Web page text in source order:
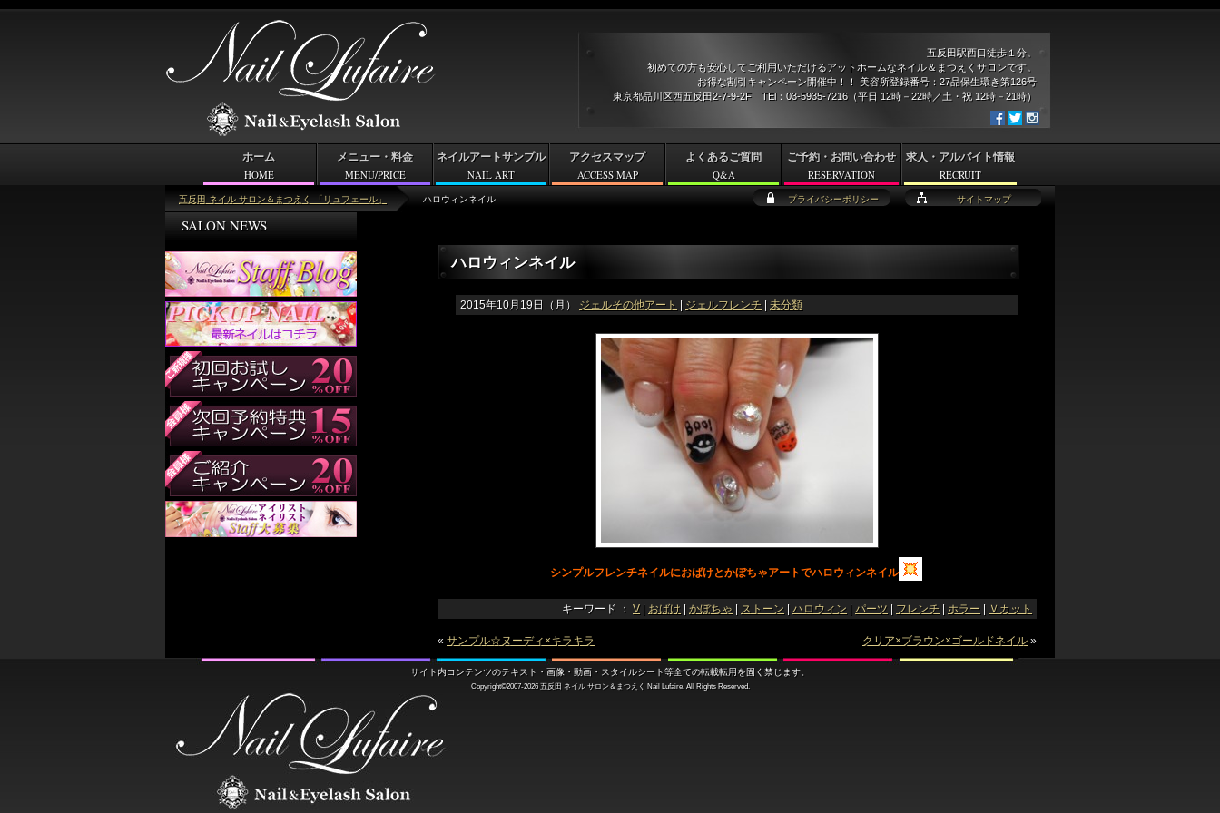
五反田 ネイル サロン＆まつえく 「リュフェール」 ハロウィンネイル
ピックアップネイル
ハロウィンネイル
2015年10月19日（月） ジェルその他アート | ジェルフレンチ | 未分類
シンプルフレンチネイルにおばけとかぼちゃアートでハロウィンネイル
キーワード ： V| おばけ | かぼちゃ | ストーン | ハロウィン | パーツ | フレンチ | ホラー | Ｖカット
« サンプル☆ヌーディ×キラキラ クリア×ブラウン×ゴールドネイル »
SALON NEWS
サイト内コンテンツのテキスト・画像・動画・スタイルシート等全ての転載転用を固く禁じます。
Copyright©2007-2026 五反田 ネイル サロン＆まつえく Nail Lufaire. All Rights Reserved.
プライバシーポリシー サイトマップ
五反田駅西口徒歩１分。
初めての方も安心してご利用いただけるアットホームなネイル＆まつえくサロンです。
お得な割引キャンペーン開催中！！ 美容所登録番号：27品保生環き第126号
東京都品川区西五反田2-7-9-2F TEl：03-5935-7216（平日 12時－22時／土・祝 12時－21時）
ホーム
HOME
メニュー・料金
MENU/PRICE
ネイルアートサンプル
NAIL ART
アクセスマップ
ACCESS MAP
よくあるご質問
Q&A
ご予約・お問い合わせ
RESERVATION
求人・アルバイト情報
RECRUIT